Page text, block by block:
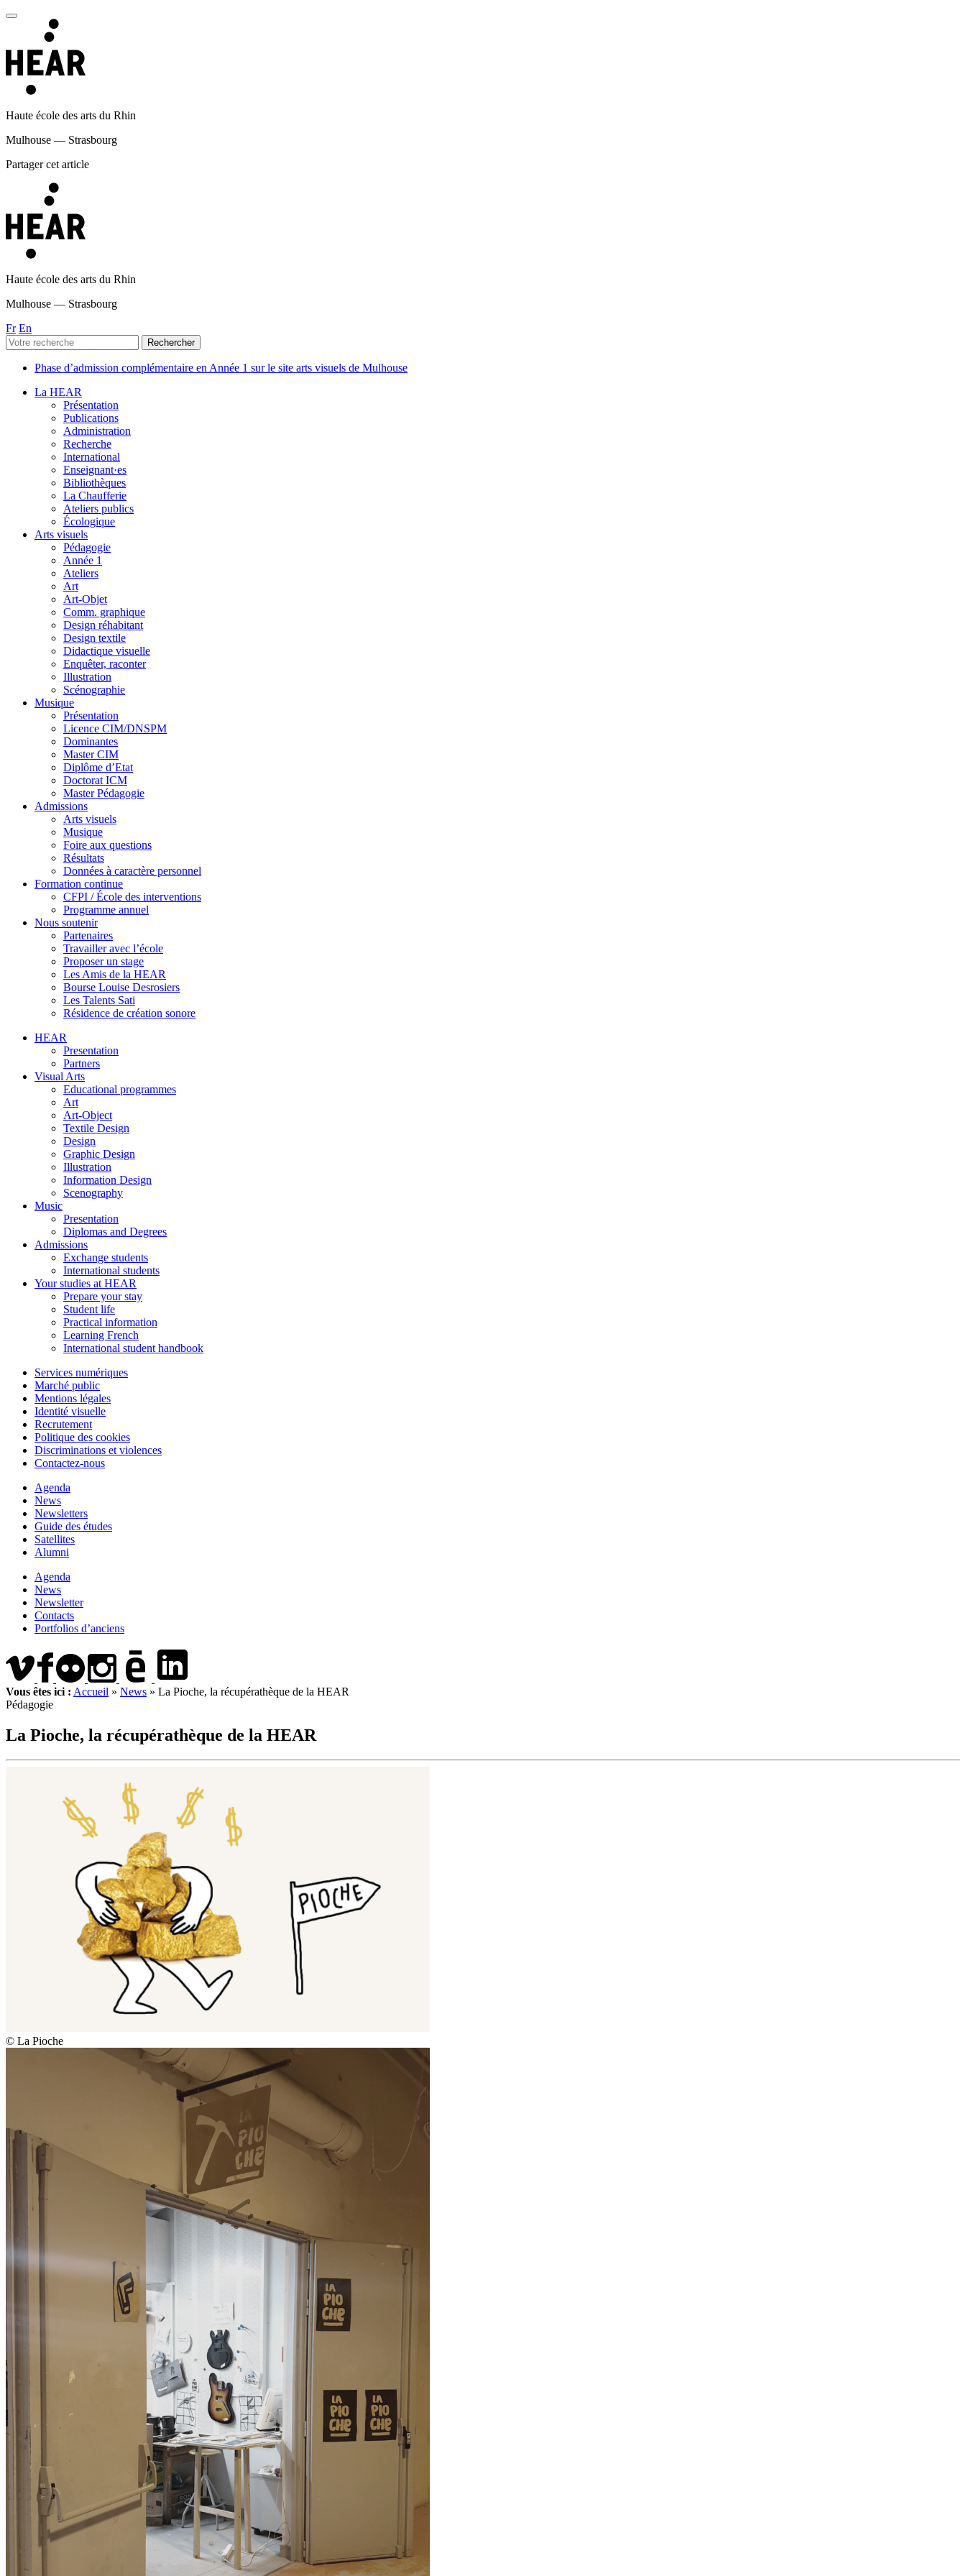
Haute école des arts du Rhin
Mulhouse — Strasbourg
Partager cet article
Haute école des arts du Rhin
Mulhouse — Strasbourg
Fr En
Phase d’admission complémentaire en Année 1 sur le site arts visuels de Mulhouse
La HEAR
Présentation
Publications
Administration
Recherche
International
Enseignant·es
Bibliothèques
La Chaufferie
Ateliers publics
Écologique
Arts visuels
Pédagogie
Année 1
Ateliers
Art
Art-Objet
Comm. graphique
Design réhabitant
Design textile
Didactique visuelle
Enquêter, raconter
Illustration
Scénographie
Musique
Présentation
Licence CIM/DNSPM
Dominantes
Master CIM
Diplôme d’Etat
Doctorat ICM
Master Pédagogie
Admissions
Arts visuels
Musique
Foire aux questions
Résultats
Données à caractère personnel
Formation continue
CFPI / École des interventions
Programme annuel
Nous soutenir
Partenaires
Travailler avec l’école
Proposer un stage
Les Amis de la HEAR
Bourse Louise Desrosiers
Les Talents Sati
Résidence de création sonore
HEAR
Presentation
Partners
Visual Arts
Educational programmes
Art
Art-Object
Textile Design
Design
Graphic Design
Illustration
Information Design
Scenography
Music
Presentation
Diplomas and Degrees
Admissions
Exchange students
International students
Your studies at HEAR
Prepare your stay
Student life
Practical information
Learning French
International student handbook
Services numériques
Marché public
Mentions légales
Identité visuelle
Recrutement
Politique des cookies
Discriminations et violences
Contactez-nous
Agenda
News
Newsletters
Guide des études
Satellites
Alumni
Agenda
News
Newsletter
Contacts
Portfolios d’anciens
Vous êtes ici : Accueil » News » La Pioche, la récupérathèque de la HEAR
Pédagogie
La Pioche, la récupérathèque de la HEAR
© La Pioche